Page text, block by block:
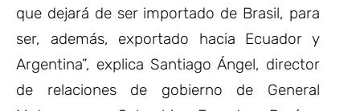
que dejará de ser importado de Brasil, para
ser, además, exportado hacia Ecuador y
Argentina”, explica Santiago Ángel, director
de relaciones de gobierno de General